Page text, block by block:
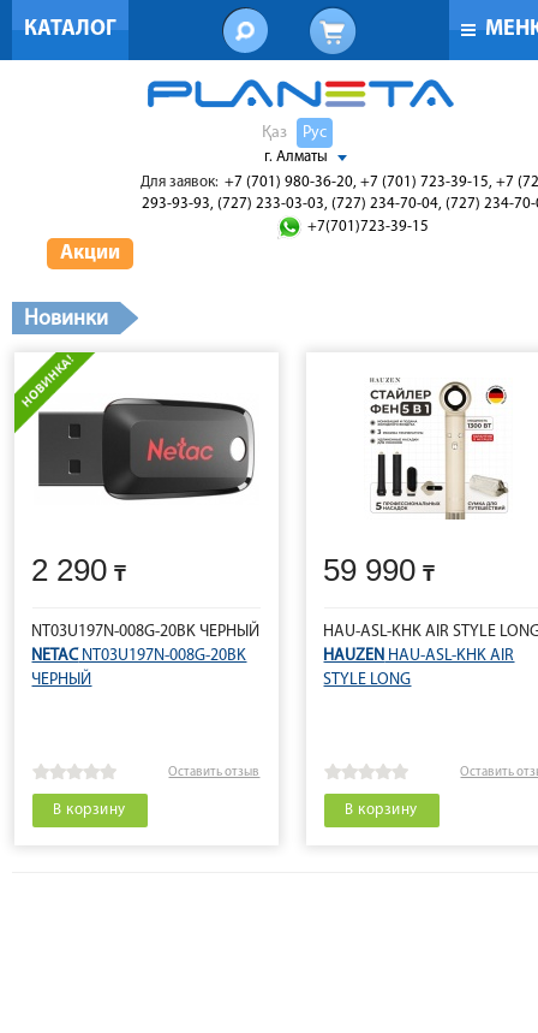
КАТАЛОГ
Қаз Рус
г. Алматы
Для заявок: +7 (701) 980-36-20, +7 (701) 723-39-15, +7
293-93-93, (727) 233-03-03, (727) 234-70-04, (727) 234-
+7(701)723-39-15
Акции
Новинки
2 290
NT03U197N-008G-20BK ЧЕРНЫЙ
NETACNT03U197N-008G-20BK
ЧЕРНЫЙ
Оставить отзыв
В корзину
59 990
HAU-ASL-KHK AIR STYLE
HAUZEN HAU-ASL-KHK AIR
STYLE LONG
Оставить
В корзину